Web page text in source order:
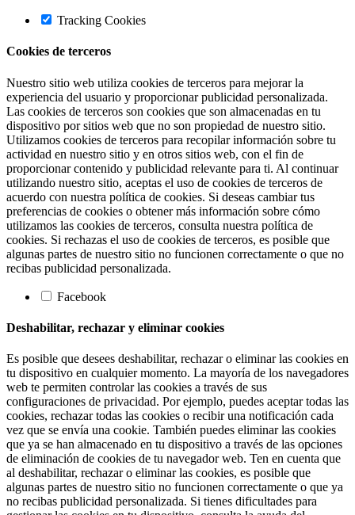
Tracking Cookies
Cookies de terceros
Nuestro sitio web utiliza cookies de terceros para mejorar la
experiencia del usuario y proporcionar publicidad personalizada.
Las cookies de terceros son cookies que son almacenadas en tu
dispositivo por sitios web que no son propiedad de nuestro sitio.
Utilizamos cookies de terceros para recopilar información sobre tu
actividad en nuestro sitio y en otros sitios web, con el fin de
proporcionar contenido y publicidad relevante para ti. Al continuar
utilizando nuestro sitio, aceptas el uso de cookies de terceros de
acuerdo con nuestra política de cookies. Si deseas cambiar tus
preferencias de cookies o obtener más información sobre cómo
utilizamos las cookies de terceros, consulta nuestra política de
cookies. Si rechazas el uso de cookies de terceros, es posible que
algunas partes de nuestro sitio no funcionen correctamente o que no
recibas publicidad personalizada.
Facebook
Deshabilitar, rechazar y eliminar cookies
Es posible que desees deshabilitar, rechazar o eliminar las cookies en
tu dispositivo en cualquier momento. La mayoría de los navegadores
web te permiten controlar las cookies a través de sus
configuraciones de privacidad. Por ejemplo, puedes aceptar todas las
cookies, rechazar todas las cookies o recibir una notificación cada
vez que se envía una cookie. También puedes eliminar las cookies
que ya se han almacenado en tu dispositivo a través de las opciones
de eliminación de cookies de tu navegador web. Ten en cuenta que
al deshabilitar, rechazar o eliminar las cookies, es posible que
algunas partes de nuestro sitio no funcionen correctamente o que ya
no recibas publicidad personalizada. Si tienes dificultades para